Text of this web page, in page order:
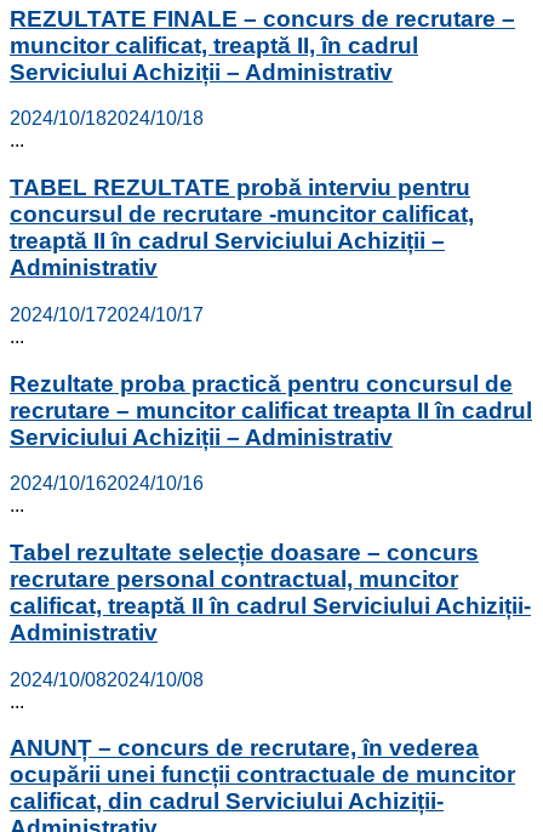
REZULTATE FINALE – concurs de recrutare –
muncitor calificat, treaptă II, în cadrul
Serviciului Achiziții – Administrativ
2024/10/182024/10/18
...
TABEL REZULTATE probă interviu pentru
concursul de recrutare -muncitor calificat,
treaptă II în cadrul Serviciului Achiziții –
Administrativ
2024/10/172024/10/17
...
Rezultate proba practică pentru concursul de
recrutare – muncitor calificat treapta II în cadrul
Serviciului Achiziții – Administrativ
2024/10/162024/10/16
...
Tabel rezultate selecție doasare – concurs
recrutare personal contractual, muncitor
calificat, treaptă II în cadrul Serviciului Achiziții-
Administrativ
2024/10/082024/10/08
...
ANUNȚ – concurs de recrutare, în vederea
ocupării unei funcții contractuale de muncitor
calificat, din cadrul Serviciului Achiziții-